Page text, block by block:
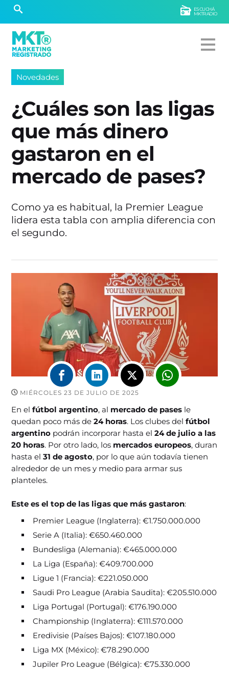
ESCUCHÁ
MKTRADIO
Novedades
¿Cuáles son las ligas
que más dinero
gastaron en el
mercado de pases?
Como ya es habitual, la Premier League
lidera esta tabla con amplia diferencia con
el segundo.
MIÉRCOLES 23 DE JULIO DE 2025
En elfútbol argentino, al mercado de pases le
quedan poco más de24 horas. Los clubes delfútbol
argentino podrán incorporar hasta el24 de julio a las
20 horas. Por otro lado, los mercados europeos, duran
hasta el31 de agosto, por lo que aún todavía tienen
alrededor de un mes y medio para armar sus
planteles.
Este es el top de las ligas que más gastaron:
Premier League (Inglaterra): €1.750.000.000
Serie A (Italia): €650.460.000
Bundesliga (Alemania): €465.000.000
La Liga (España): €409.700.000
Ligue 1 (Francia): €221.050.000
Saudi Pro League (Arabia Saudita): €205.510.000
Liga Portugal (Portugal): €176.190.000
Championship (Inglaterra): €111.570.000
Eredivisie (Países Bajos): €107.180.000
Liga MX (México): €78.290.000
Jupiler Pro League (Bélgica): €75.330.000